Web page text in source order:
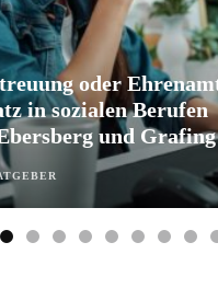
oder
in sozialen Berufen
und Grafing